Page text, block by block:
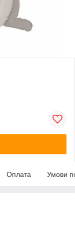
Оплата Умови